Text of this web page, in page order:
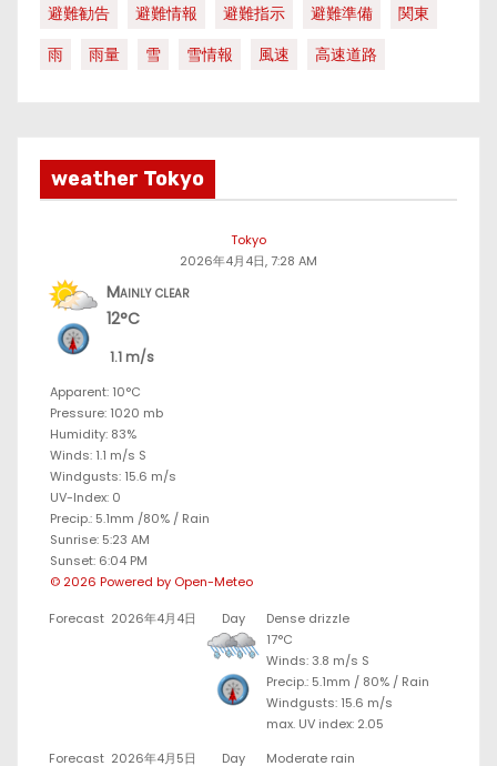
避難勧告
避難情報 避難指示 避難準備
関東
雨
雨量 雪 雪情報 風速 高速道路
weather Tokyo
Tokyo
2026年4月4日, 7:28 AM
Mainly clear
12°C
1.1 m/s
Apparent: 10°C
Pressure: 1020 mb
Humidity: 83%
Winds: 1.1 m/s S
Windgusts: 15.6 m/s
UV-Index: 0
Precip.: 5.1mm /80% / Rain
Sunrise: 5:23 AM
Sunset: 6:04 PM
© 2026 Powered by Open-Meteo
Forecast 2026年4月4日 Day
Dense drizzle
17°C
Winds: 3.8 m/s S
Precip.: 5.1mm / 80% / Rain
Windgusts: 15.6 m/s
max. UV index: 2.05
Forecast 2026年4月5日 Day Moderate rain